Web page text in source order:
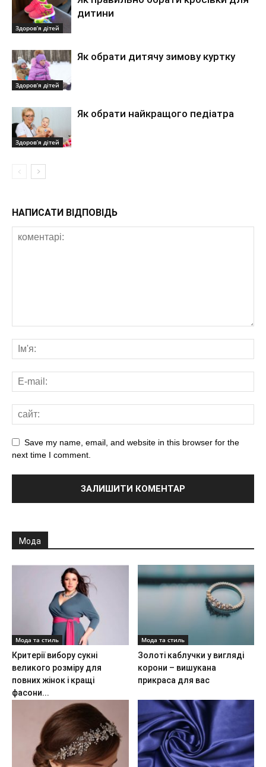
Здоров’я дітей
дитини
Здоров’я дітей
Як обрати дитячу зимову куртку
Здоров’я дітей
Як обрати найкращого педіатра
НАПИСАТИ ВІДПОВІДЬ
Save my name, email, and website in this browser for the
next time I comment.
Мода
Мода та стиль
Критерії вибору сукні
великого розміру для
повних жінок і кращі
фасони...
Мода та стиль
Золоті каблучки у вигляді
корони – вишукана
прикраса для вас